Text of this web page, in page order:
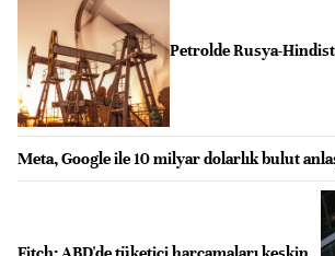
Petrolde Rusya-
Meta, Google ile 10 milyar dolarlık bulut